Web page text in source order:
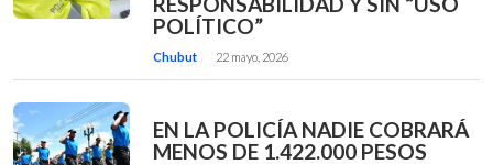
POLÍTICO”
Chubut 22 mayo, 2026
EN LA POLICÍA NADIE COBRARÁ
MENOS DE 1.422.000 PESOS